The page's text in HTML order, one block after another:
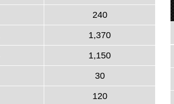
240
1,370
1,150
30
120